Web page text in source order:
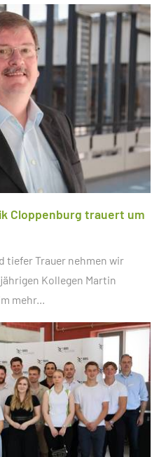
Cloppenburg trauert um
tiefer Trauer nehmen wir
Kollegen Martin
mehr...